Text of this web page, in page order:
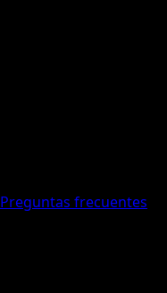
Preguntas frecuentes